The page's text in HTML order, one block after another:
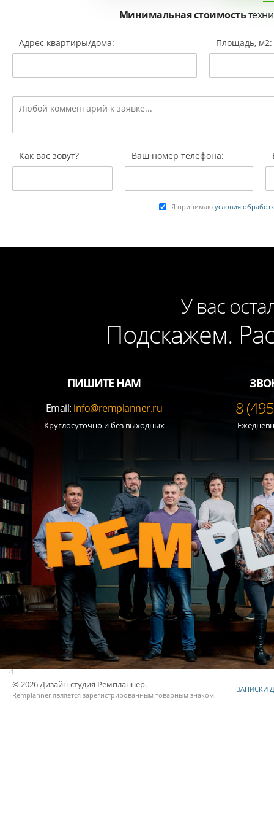
Минимальная стоимость
Адрес квартиры/дома: Площадь, м2:
Как вас зовут? Ваш номер телефона:
Я принимаю условия
У вас
Подскажем.
ПИШИТЕ НАМ
Email: info@remplanner.ru
Круглосуточно и без выходных
8
ЗАПИСКИ
© 2026 Дизайн-студия Ремпланнер.
Remplanner является зарегистрированным товарным знаком.